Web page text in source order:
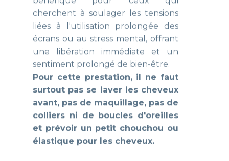
une libération immédiate et un
sentiment prolongé de bien-être.
Pour cette prestation, il ne faut
surtout pas se laver les cheveux
avant, pas de maquillage, pas de
colliers ni de boucles d'oreilles
et prévoir un petit chouchou ou
élastique pour les cheveux.